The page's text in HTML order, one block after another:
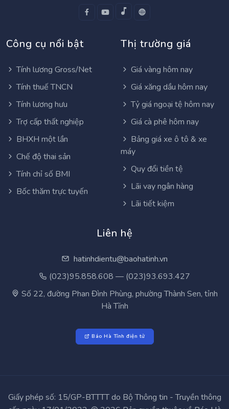
Công cụ nổi bật
Tính lương Gross/Net
Tính thuế TNCN
Tính lương hưu
Trợ cấp thất nghiệp
BHXH một lần
Chế độ thai sản
Tính chỉ số BMI
Bốc thăm trực tuyến
Thị trường giá
Giá vàng hôm nay
Giá xăng dầu hôm nay
Tỷ giá ngoại tệ hôm nay
Giá cà phê hôm nay
Bảng giá xe ô tô & xe
máy
Quy đổi tiền tệ
Lãi vay ngân hàng
Lãi tiết kiệm
Liên hệ
hatinhdientu@baohatinh.vn
(023)95.858.608 — (023)93.693.427
Số 22, đường Phan Đình Phùng, phường Thành Sen, tỉnh
Hà Tĩnh
Báo Hà Tĩnh điện tử
Giấy phép số: 15/GP-BTTTT do Bộ Thông tin - Truyền thông